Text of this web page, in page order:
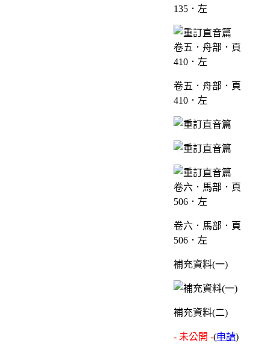
135．左
卷五．舟部．頁
410．左
卷六．馬部．頁
506．左
補充資料(一)
補充資料(二)
- 未公開 -(申請)